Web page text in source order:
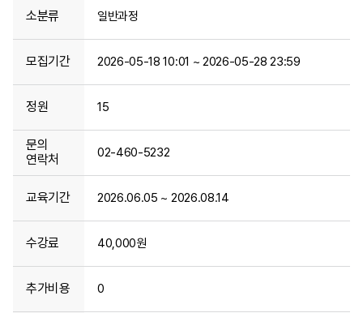
소분류 일반과정
모집기간 2026-05-18 10:01 ~ 2026-05-28 23:59
정원 15
문의
연락처
02-460-5232
교육기간 2026.06.05 ~ 2026.08.14
수강료 40,000원
추가비용 0